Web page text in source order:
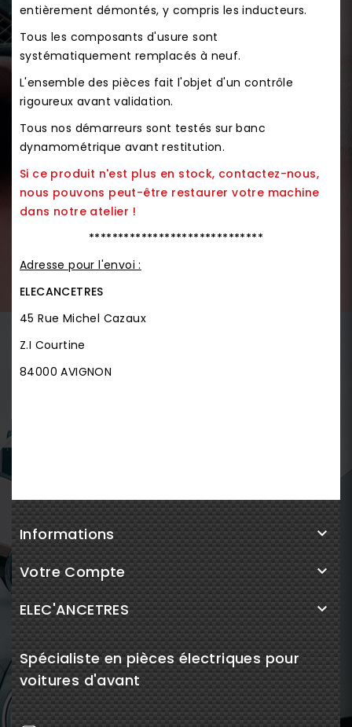
entièrement démontés, y compris les inducteurs.
Tous les composants d'usure sont
systématiquement remplacés à neuf.
L'ensemble des pièces fait l'objet d'un contrôle
rigoureux avant validation.
Tous nos démarreurs sont testés sur banc
dynamométrique avant restitution.
Si ce produit n'est plus en stock, contactez-nous,
nous pouvons peut-être restaurer votre machine
dans notre atelier !
******************************
Adresse pour l'envoi :
ELECANCETRES
45 Rue Michel Cazaux
Z.I Courtine
84000 AVIGNON
Informations 
Votre Compte 
ELEC'ANCETRES 
Spécialiste en pièces électriques pour
voitures d'avant